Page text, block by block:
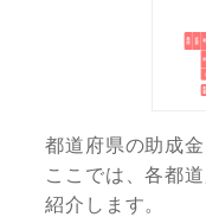
都道府県の助成金
ここでは、各都
紹介します。